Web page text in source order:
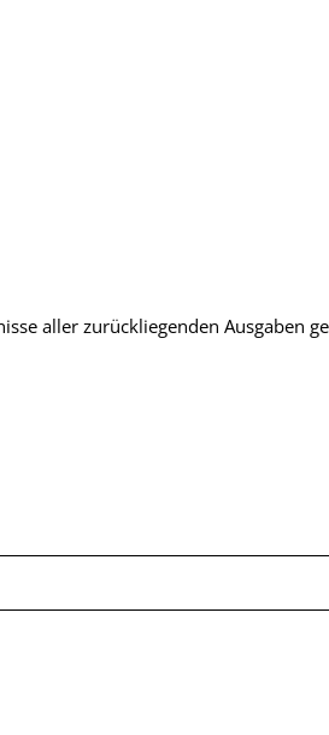
aller zurückliegenden Ausgaben